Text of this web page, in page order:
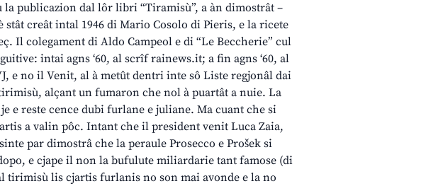
la publicazion dal lôr libri “Tiramisù”, a àn dimostrât –
creât intal 1946 di Mario Cosolo di Pieris, e la ricete
Il colegament di Aldo Campeol e di “Le Beccherie” cul
intai agns ‘60, al scrîf rainews.it; a fin agns ‘60, al
e no il Venit, al à metût dentri inte sô Liste regjonâl dai
alçant un fumaron che nol à puartât a nuie. La
e reste cence dubi furlane e juliane. Ma cuant che si
a valin pôc. Intant che il president venit Luca Zaia,
par dimostrâ che la peraule Prosecco e Prošek si
e cjape il non la bufulute miliardarie tant famose (di
tirimisù lis cjartis furlanis no son mai avonde e la no